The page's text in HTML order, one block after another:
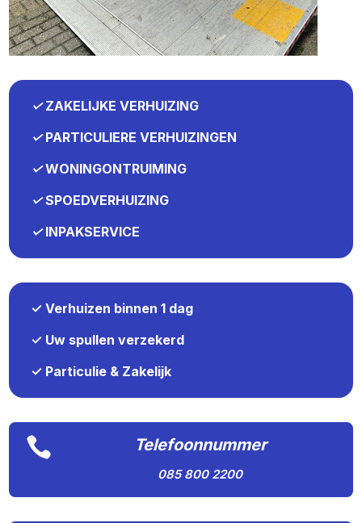
✓ZAKELIJKE VERHUIZING
✓PARTICULIERE VERHUIZINGEN
✓WONINGONTRUIMING
✓SPOEDVERHUIZING
✓INPAKSERVICE
✓ Verhuizen binnen 1 dag
✓ Uw spullen verzekerd
✓ Particulie & Zakelijk
 Telefoonnummer
085 800 2200